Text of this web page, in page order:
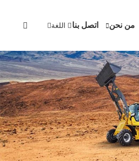
من نحن اتصل بنا
اللغة